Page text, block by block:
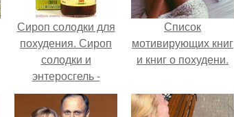
Сироп солодки для
похудения. Сироп
солодки и
энтеросгель -
чистка
лимфосистемы.
Список
мотивирующих книг
и книг о похудени.